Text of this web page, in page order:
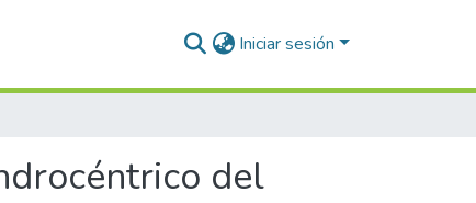
Iniciar sesión
del